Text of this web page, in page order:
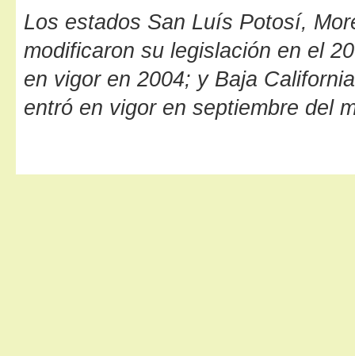
Los estados San Luís Potosí,
modificaron su legislación en el
en vigor en 2004; y Baja
entró en vigor en septiembre del